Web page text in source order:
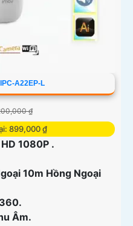
A22EP-L
₫
899,000 ₫
HD 1080P .
10m Hồng Ngoại
Âm.